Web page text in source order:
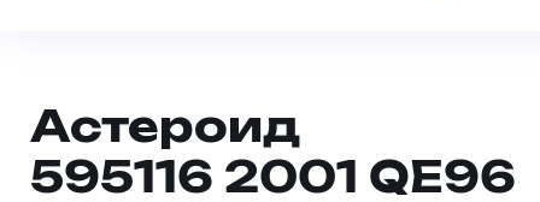
Астероид
595116 2001 QE96